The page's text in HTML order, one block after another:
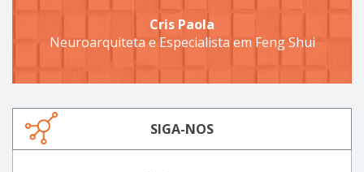
Cris Paola
Neuroarquiteta e Especialista em Feng Shui
SIGA-NOS